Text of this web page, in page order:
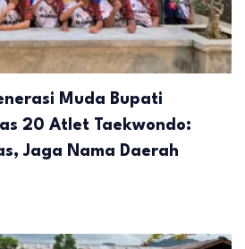
Muda Bupati
20 Atlet Taekwondo:
Jaga Nama Daerah